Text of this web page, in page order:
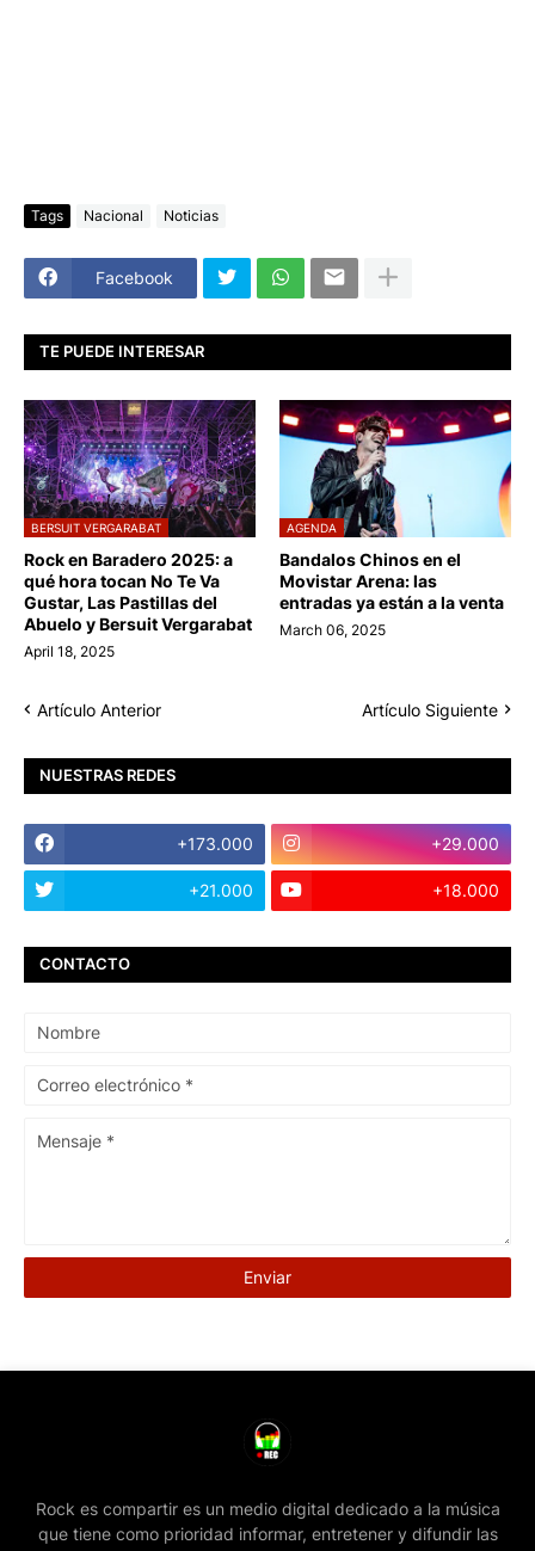
Tags Nacional Noticias
Facebook
TE PUEDE INTERESAR
BERSUIT VERGARABAT
Rock en Baradero 2025: a
qué hora tocan No Te Va
Gustar, Las Pastillas del
Abuelo y Bersuit Vergarabat
April 18, 2025
AGENDA
Bandalos Chinos en el
Movistar Arena: las
entradas ya están a la venta
March 06, 2025
Artículo Anterior Artículo Siguiente
NUESTRAS REDES
+173.000 +29.000
+21.000 +18.000
CONTACTO
Rock es compartir es un medio digital dedicado a la música
que tiene como prioridad informar, entretener y difundir las